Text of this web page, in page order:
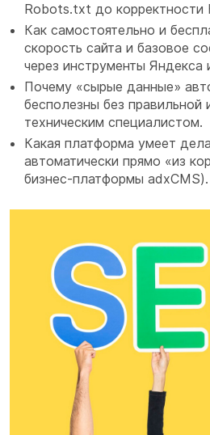
Robots.txt до корректности
Как самостоятельно и
скорость сайта и базовое
через инструменты Яндекса
Почему «сырые данные»
бесполезны без правильной
техническим специалистом.
Какая платформа умеет
автоматически прямо «из
бизнес-платформы adxCMS).